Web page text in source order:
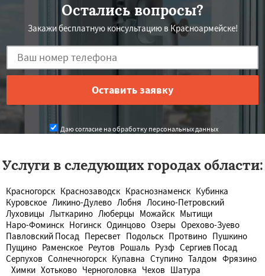
Остались вопросы?
Закажи бесплатную консультацию в Красноармейске!
Даю согласие на обработку персональных данных
Услуги в следующих городах области:
Красногорск Краснозаводск Краснознаменск Кубинка
Куровское Ликино-Дулево Лобня Лосино-Петровский
Луховицы Лыткарино Люберцы Можайск Мытищи
Наро-Фоминск Ногинск Одинцово Озеры Орехово-Зуево
Павловский Посад Пересвет Подольск Протвино Пушкино
Пущино Раменское Реутов Рошаль Рузф Сергиев Посад
Серпухов Солнечногорск Купавна Ступино Талдом Фрязино
Химки Хотьково Черноголовка Чехов Шатура